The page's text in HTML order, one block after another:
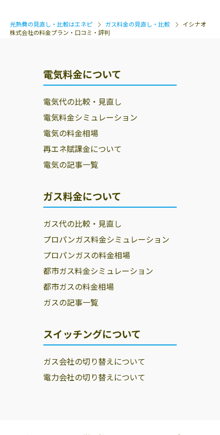
光熱費の見直し・比較はエネピ ガス料金の見直し・比較
イシナオ
株式会社の料金プラン・口コミ・評判
電気料金について
電気代の比較・見直し
電気料金シミュレーション
電気の料金相場
再エネ賦課金について
電気の記事一覧
ガス料金について
ガス代の比較・見直し
プロパンガス料金シミュレーション
プロパンガスの料金相場
都市ガス料金シミュレーション
都市ガスの料金相場
ガスの記事一覧
スイッチングについて
ガス会社の切り替えについて
電力会社の切り替えについて